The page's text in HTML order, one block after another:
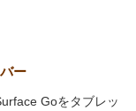
ー
Goをタブレッ